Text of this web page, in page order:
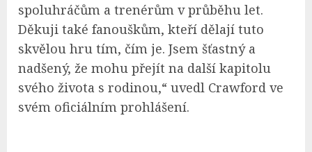
spoluhráčům a trenérům v průběhu let.
Děkuji také fanouškům, kteří dělají tuto
skvělou hru tím, čím je. Jsem šťastný a
nadšený, že mohu přejít na další kapitolu
svého života s rodinou,“ uvedl Crawford ve
svém oficiálním prohlášení.